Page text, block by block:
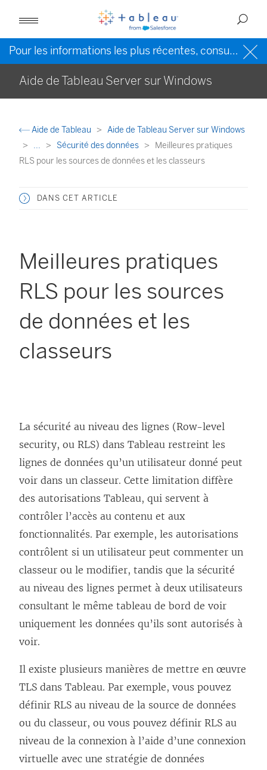
Pour les informations les plus récentes, consultez l’
Aide de Tableau Server sur Windows
Aide de Tableau
Aide de Tableau Server sur Windows
...
Sécurité des données
Meilleures pratiques
RLS pour les sources de données et les classeurs
DANS CET ARTICLE
Meilleures pratiques
RLS pour les sources
de données et les
classeurs
La sécurité au niveau des lignes (Row-level
security, ou RLS) dans Tableau restreint les
lignes de données qu’un utilisateur donné peut
voir dans un classeur. Cette limitation diffère
des autorisations Tableau, qui servent à
contrôler l’accès au contenu et aux
fonctionnalités. Par exemple, les autorisations
contrôlent si un utilisateur peut commenter un
classeur ou le modifier, tandis que la sécurité
au niveau des lignes permet à deux utilisateurs
consultant le même tableau de bord de voir
uniquement les données qu’ils sont autorisés à
voir.
Il existe plusieurs manières de mettre en œuvre
TLS dans Tableau. Par exemple, vous pouvez
définir RLS au niveau de la source de données
ou du classeur, ou vous pouvez définir RLS au
niveau de la connexion à l’aide d’une connexion
virtuelle avec une stratégie de données